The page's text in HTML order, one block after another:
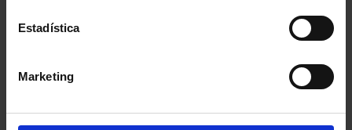
Estadística
Marketing